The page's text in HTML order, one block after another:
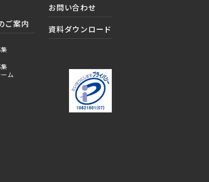
ご案内
ム
お問い合わせ
資料ダウンロード